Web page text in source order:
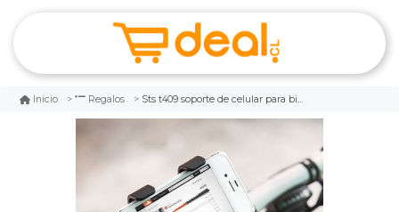
Inicio Regalos Sts t409 soporte de celular para bicicleta